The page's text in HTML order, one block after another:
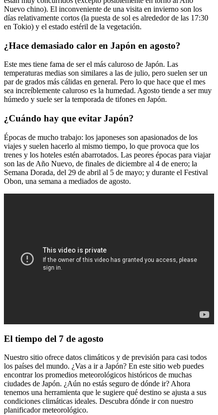
Nuevo chino). El inconveniente de una visita en invierno son los
días relativamente cortos (la puesta de sol es alrededor de las 17:30
en Tokio) y el estado estéril de la vegetación.
¿Hace demasiado calor en Japón en agosto?
Este mes tiene fama de ser el más caluroso de Japón. Las
temperaturas medias son similares a las de julio, pero suelen ser un
par de grados más cálidas en general. Pero lo que hace que el mes
sea increíblemente caluroso es la humedad. Agosto tiende a ser muy
húmedo y suele ser la temporada de tifones en Japón.
¿Cuándo hay que evitar Japón?
Épocas de mucho trabajo: los japoneses son apasionados de los
viajes y suelen hacerlo al mismo tiempo, lo que provoca que los
trenes y los hoteles estén abarrotados. Las peores épocas para viajar
son las de Año Nuevo, de finales de diciembre al 4 de enero; la
Semana Dorada, del 29 de abril al 5 de mayo; y durante el Festival
Obon, una semana a mediados de agosto.
El tiempo del 7 de agosto
Nuestro sitio ofrece datos climáticos y de previsión para casi todos
los países del mundo. ¿Vas a ir a Japón? En este sitio web puedes
encontrar los promedios meteorológicos históricos de muchas
ciudades de Japón. ¿Aún no estás seguro de dónde ir? Ahora
tenemos una herramienta que le sugiere qué destino se ajusta a sus
condiciones climáticas ideales. Descubra dónde ir con nuestro
planificador meteorológico.